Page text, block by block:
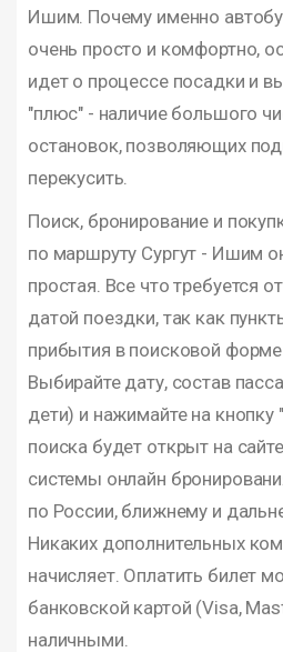
Ишим. Почему именно
очень просто и комфортно,
идет о процессе посадки и
"плюс" - наличие большого
остановок, позволяющих
перекусить.
Поиск, бронирование и
по маршруту Сургут - Ишим
простая. Все что требуется
датой поездки, так как
прибытия в поисковой
Выбирайте дату, состав
дети) и нажимайте на кнопку
поиска будет открыт на
системы онлайн
по России, ближнему и
Никаких дополнительных
начисляет. Оплатить билет
банковской картой (Visa,
наличными.